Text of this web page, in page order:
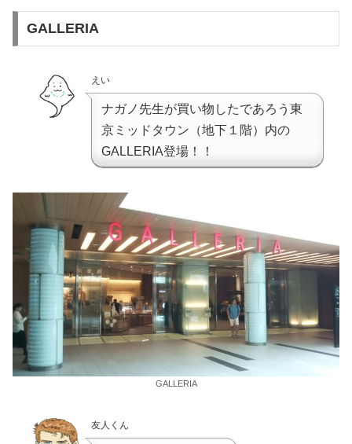
GALLERIA
えい
ナガノ先生が買い物したであろう東
京ミッドタウン（地下１階）内の
GALLERIA登場！！
GALLERIA
友人くん